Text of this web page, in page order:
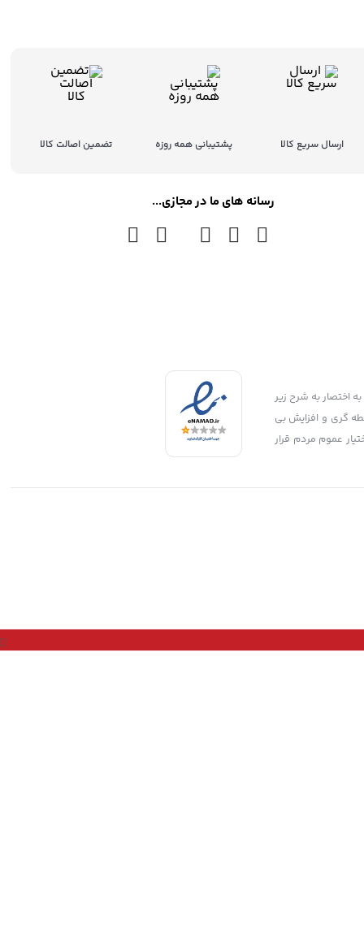
ارسال سریع کالا پشتیبانی همه روزه تضمین اصالت کالا
رسانه های ما در مجازی...
اختصار به شرح زیر
از توزیع قطعات بی کیفیت و تقلبی و غیر استاندارد 3:جلوگیری از واسطه گری و افزایش بی
عموم مردم قرار